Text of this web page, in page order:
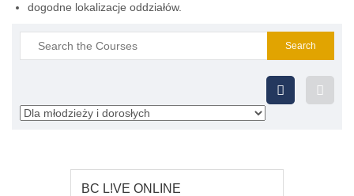
dogodne lokalizacje oddziałów.
Search
for:
BC L!VE ONLINE